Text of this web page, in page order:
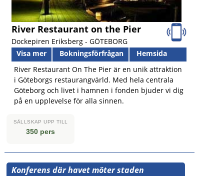
River Restaurant on the Pier
Dockepiren Eriksberg - GÖTEBORG
Visa mer
Bokningsförfrågan
Hemsida
River Restaurant On The Pier är en unik attraktion
i Göteborgs restaurangvärld. Med hela centrala
Göteborg och livet i hamnen i fonden bjuder vi dig
på en upplevelse för alla sinnen.
SÄLLSKAP UPP TILL
350 pers
Konferens där havet möter staden